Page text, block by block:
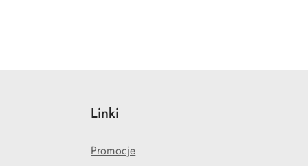
Linki
Promocje